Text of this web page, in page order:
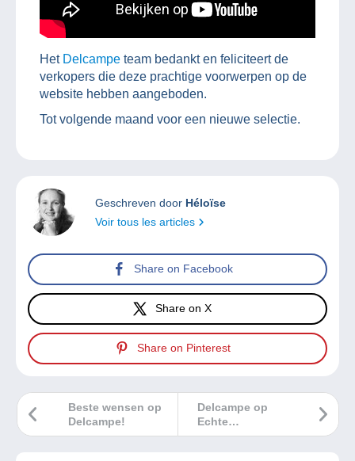
Het Delcampe team bedankt en feliciteert de
verkopers die deze prachtige voorwerpen op de
website hebben aangeboden.
Tot volgende maand voor een nieuwe selectie.
Geschreven door Héloïse
Voir tous les articles
Share on Facebook
Share on X
Share on Pinterest
Delcampe op
Echte
Beoordelingen: u
Beste wensen op
Delcampe!